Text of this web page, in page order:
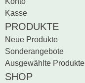
Bewertung schreiben
Kasse
PRODUKTE
Neue Produkte
Sonderangebote
Ausgewählte Produkte
SHOP